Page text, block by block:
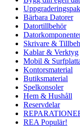
Bärbara Datorer
Datortillbehör
Skrivare &
Kablar & Verktyg
Mobil &
Kontorsmaterial
Butiksmaterial
Spelkonsoler
Hem & Hushåll
Reservdelar
REA Populär!